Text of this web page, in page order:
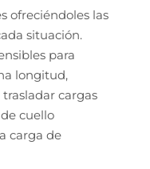
ofreciéndoles las
situación.
para
longitud,
cargas
cuello
carga de